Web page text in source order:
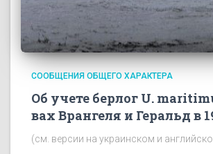
СООБЩЕНИЯ ОБЩЕГО ХАРАКТЕРА
Об учете берлог U.
вах Врангеля и Геральд в
(см. версии на украинском и